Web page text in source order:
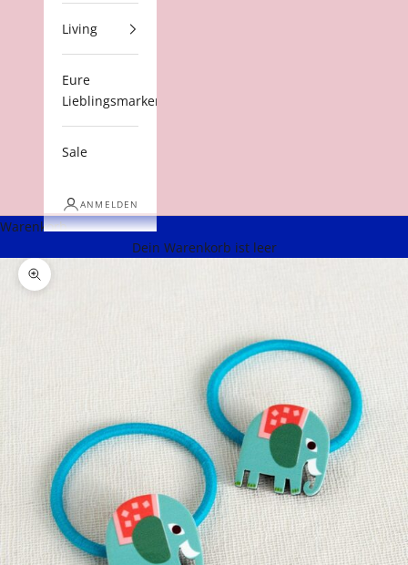
Living
Eure
Lieblingsmarken
Sale
ANMELDEN
Warenkorb
Dein Warenkorb ist leer
Bild vergrößern